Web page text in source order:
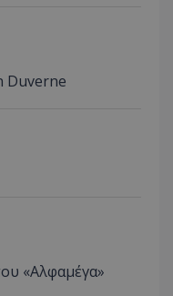
Duverne
«Αλφαμέγα»